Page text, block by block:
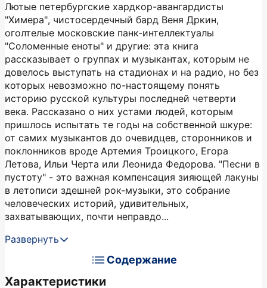
Лютые петербургские хардкор-авангардисты
"Химера", чистосердечный бард Веня Дркин,
оголтелые московские панк-интеллектуалы
"Соломенные еноты" и другие: эта книга
рассказывает о группах и музыкантах, которым не
довелось выступать на стадионах и на радио, но без
которых невозможно по-настоящему понять
историю русской культуры последней четверти
века. Рассказано о них устами людей, которым
пришлось испытать те годы на собственной шкуре:
от самих музыкантов до очевидцев, сторонников и
поклонников вроде Артемия Троицкого, Егора
Летова, Ильи Черта или Леонида Федорова. "Песни в
пустоту" - это важная компенсация зияющей лакуны
в летописи здешней рок-музыки, это собрание
человеческих историй, удивительных,
захватывающих, почти неправдо...
Развернуть
Содержание
Характеристики